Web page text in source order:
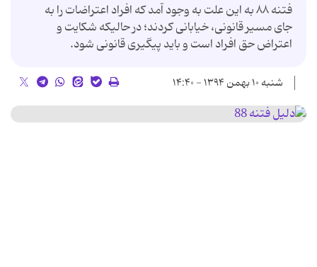
فتنه ۸۸ به این علت به وجود آمد که افراد اعتراضات را به
جای مسیر قانونی، خیابانی کردند؛ در حالیکه شکایت و
اعتراض حق افراد است و باید پیگیری قانونی شود.
شنبه ۱۰ بهمن ۱۳۹۴ - ۱۴:۴۰